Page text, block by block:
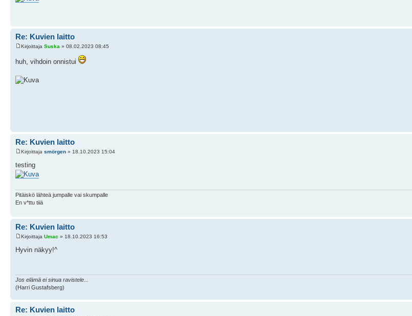
Re: Kuvien laitto
Kirjoittaja Suska » 08.02.2023 08:45
huh, vihdoin onnistui
Re: Kuvien laitto
Kirjoittaja smörgen » 18.10.2023 15:04
testing
Pitäiskö lähteä jumpalle vai skumpalle
En v*ttu tiiä
Re: Kuvien laitto
Kirjoittaja Umac » 18.10.2023 16:53
Hyvin näkyy!^
Jos elämä ei sinua ravistele...
(Harri Gustafsberg)
Re: Kuvien laitto